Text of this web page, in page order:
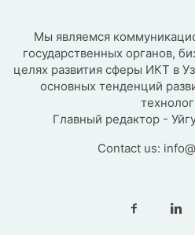
Мы являемся
государственных органов,
целях развития сферы ИКТ в
основных тенденций
Главный редактор -
Contact us: